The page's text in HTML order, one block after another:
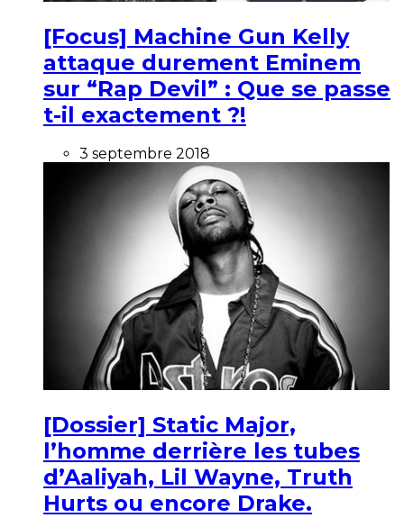
[Focus] Machine Gun Kelly
attaque durement Eminem
sur “Rap Devil” : Que se passe
t-il exactement ?!
3 septembre 2018
[Dossier] Static Major,
l’homme derrière les tubes
d’Aaliyah, Lil Wayne, Truth
Hurts ou encore Drake.